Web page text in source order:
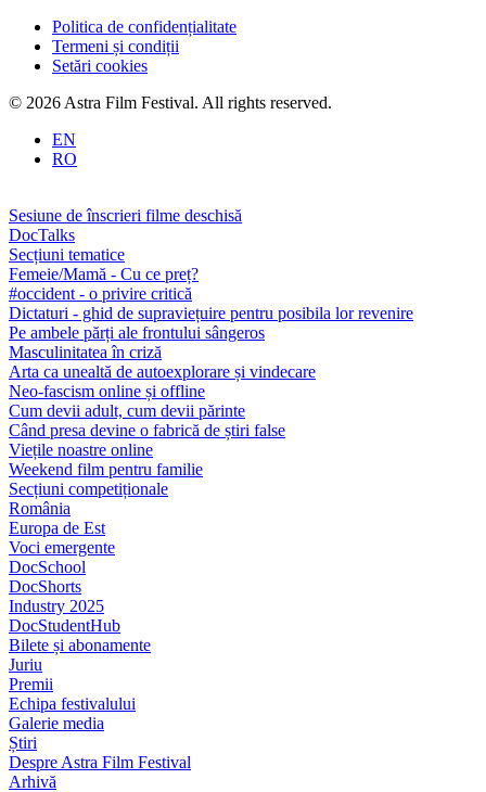
Politica de confidențialitate
Termeni și condiții
Setări cookies
© 2026 Astra Film Festival. All rights reserved.
EN
RO
Sesiune de înscrieri filme deschisă
DocTalks
Secțiuni tematice
Femeie/Mamă - Cu ce preț?
#occident - o privire critică
Dictaturi - ghid de supraviețuire pentru posibila lor revenire
Pe ambele părți ale frontului sângeros
Masculinitatea în criză
Arta ca unealtă de autoexplorare și vindecare
Neo-fascism online și offline
Cum devii adult, cum devii părinte
Când presa devine o fabrică de știri false
Viețile noastre online
Weekend film pentru familie
Secțiuni competiționale
România
Europa de Est
Voci emergente
DocSchool
DocShorts
Industry 2025
DocStudentHub
Bilete și abonamente
Juriu
Premii
Echipa festivalului
Galerie media
Știri
Despre Astra Film Festival
Arhivă